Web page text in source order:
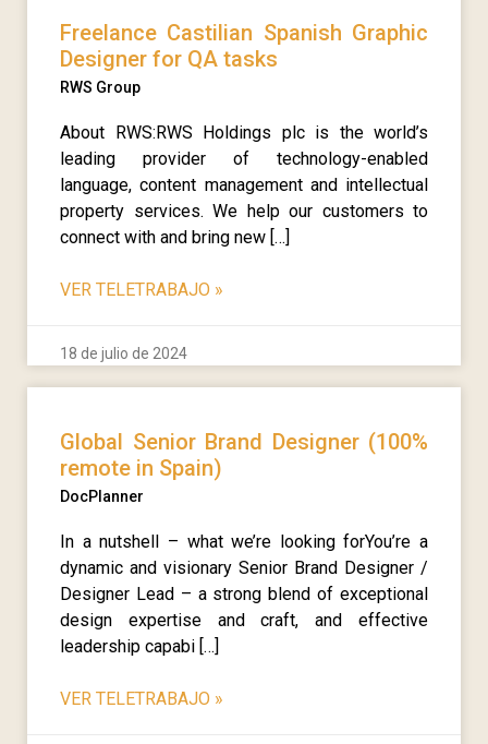
Freelance Castilian Spanish Graphic
Designer for QA tasks
RWS Group
About RWS:RWS Holdings plc is the world’s
leading provider of technology-enabled
language, content management and intellectual
property services. We help our customers to
connect with and bring new […]
VER TELETRABAJO »
18 de julio de 2024
Global Senior Brand Designer (100%
remote in Spain)
DocPlanner
In a nutshell – what we’re looking forYou’re a
dynamic and visionary Senior Brand Designer /
Designer Lead – a strong blend of exceptional
design expertise and craft, and effective
leadership capabi […]
VER TELETRABAJO »